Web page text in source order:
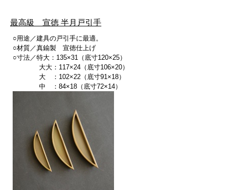
最高級 宣徳 半月戸引手
○用途／建具の戸引手に最適。
○材質／真鍮製 宣徳仕上げ
○寸法／特大：135×31（底寸120×25）
大大：117×24（底寸106×20）
大 ：102×22（底寸91×18）
中 ：84×18（底寸72×14）